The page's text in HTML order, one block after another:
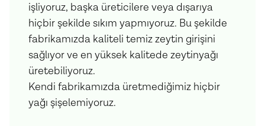
işliyoruz, başka üreticilere veya dışarıya
hiçbir şekilde sıkım yapmıyoruz. Bu şekilde
fabrikamızda kaliteli temiz zeytin girişini
sağlıyor ve en yüksek kalitede zeytinyağı
üretebiliyoruz.
Kendi fabrikamızda üretmediğimiz hiçbir
yağı şişelemiyoruz.